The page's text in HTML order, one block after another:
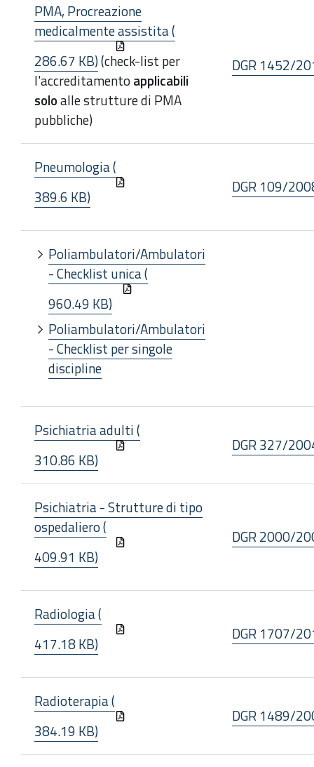
PMA, Procreazione
medicalmente assistita (
286.67 KB)(check-list per
l'accreditamentoapplicabili
soloalle strutture di PMA
pubbliche)
DGR 1452/
Pneumologia (
389.6 KB)
DGR 109/
Poliambulatori/Ambulatori
- Checklist unica (
960.49 KB)
Poliambulatori/Ambulatori
- Checklist per singole
discipline
Psichiatria adulti (
310.86 KB)
DGR 327/
Psichiatria - Strutture di tipo
ospedaliero (
409.91 KB)
DGR 2000/
Radiologia (
417.18 KB)
DGR 1707/
Radioterapia (
384.19 KB)
DGR 1489/